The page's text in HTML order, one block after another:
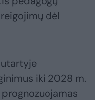
dėl
iki 2028 m.